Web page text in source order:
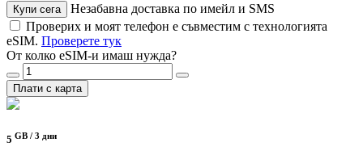
Купи сега
Незабавна доставка по имейл и SMS
Проверих и моят телефон е съвместим с технологията
eSIM. Проверете тук
От колко eSIM-и имаш нужда?
Плати с карта
5 GB / 3 дни